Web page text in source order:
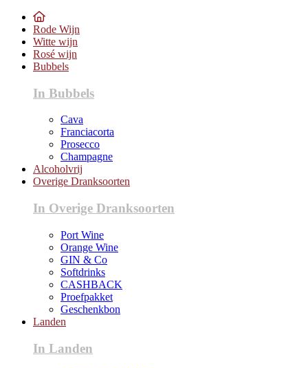
Rode Wijn
Witte wijn
Rosé wijn
Bubbels
In Bubbels
Cava
Franciacorta
Prosecco
Champagne
Alcoholvrij
Overige Dranksoorten
In Overige Dranksoorten
Port Wine
Orange Wine
GIN & Co
Softdrinks
CASHBACK
Proefpakket
Geschenkbon
Landen
In Landen